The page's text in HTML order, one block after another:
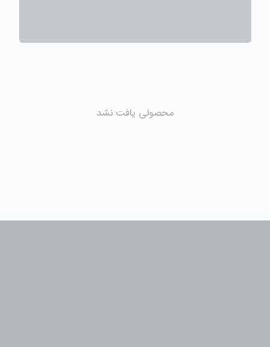
محصولی یافت نشد